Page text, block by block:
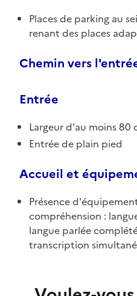
Places de parking au
renant des places
Chemin vers
Entrée
Largeur d'au moins 80
Entrée de plain pied
Accueil et
Présence
compréhension :
langue parlée
transcription